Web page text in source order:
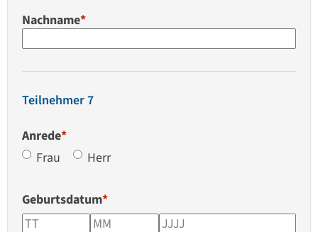
Nachname*
Teilnehmer 7
Anrede*
Frau
Herr
Geburtsdatum*